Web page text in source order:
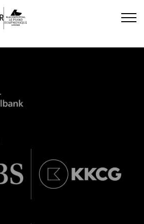
Luzerns Klavierfestival «Le Piano